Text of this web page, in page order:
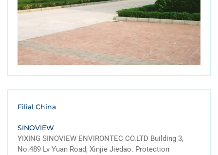
Filial China
SINOVIEW
YIXING SINOVIEW ENVIRONTEC CO.LTD Building 3,
No.489 Lv Yuan Road, Xinjie Jiedao. Protection